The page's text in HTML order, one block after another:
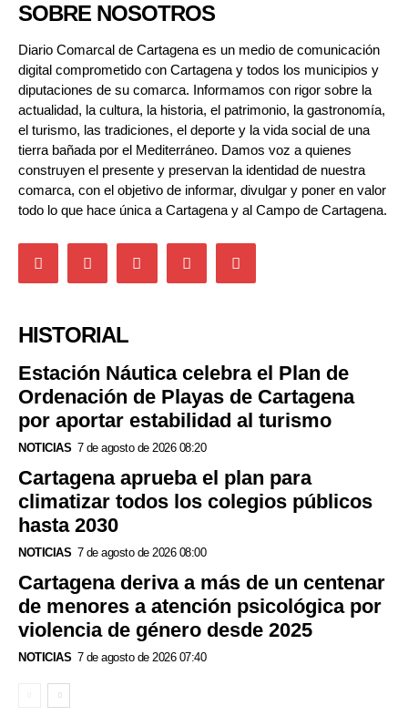
SOBRE NOSOTROS
Diario Comarcal de Cartagena es un medio de comunicación
digital comprometido con Cartagena y todos los municipios y
diputaciones de su comarca. Informamos con rigor sobre la
actualidad, la cultura, la historia, el patrimonio, la gastronomía,
el turismo, las tradiciones, el deporte y la vida social de una
tierra bañada por el Mediterráneo. Damos voz a quienes
construyen el presente y preservan la identidad de nuestra
comarca, con el objetivo de informar, divulgar y poner en valor
todo lo que hace única a Cartagena y al Campo de Cartagena.
HISTORIAL
Estación Náutica celebra el Plan de
Ordenación de Playas de Cartagena
por aportar estabilidad al turismo
NOTICIAS 7 de agosto de 2026 08:20
Cartagena aprueba el plan para
climatizar todos los colegios públicos
hasta 2030
NOTICIAS 7 de agosto de 2026 08:00
Cartagena deriva a más de un centenar
de menores a atención psicológica por
violencia de género desde 2025
NOTICIAS 7 de agosto de 2026 07:40